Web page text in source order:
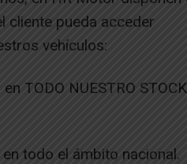
cliente pueda acceder
vehículos:
TODO NUESTRO
todo el ámbito nacional.